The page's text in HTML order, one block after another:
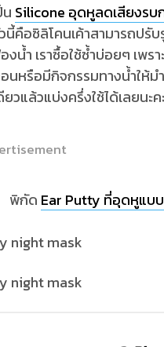
Silicone อุดหูลดเสียงร
คือซิลิโคนเค้าสามารถปรับ
น้ำ เราซื้อใช้ซ้ำบ่อยๆ เพร
นหรือมีกิจกรรมทางน้ำให้ม
วแล้วแบ่งครึ่งใช้ได้เลยน
พิกัด Ear Putty ที่อุดหูแบ